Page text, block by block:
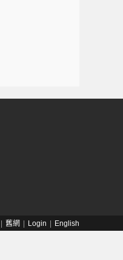
舊網 Login English